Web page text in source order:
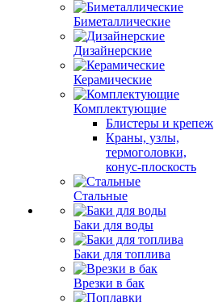
Биметаллические
Дизайнерские
Керамические
Комплектующие
Блистеры и крепеж
Краны, узлы,
термоголовки,
конус-плоскость
Стальные
Баки для воды
Баки для топлива
Врезки в бак